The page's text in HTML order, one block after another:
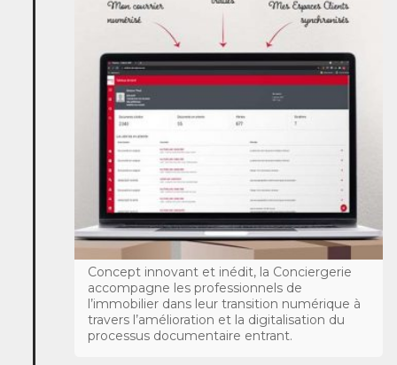
Concept innovant et inédit, la Conciergerie
accompagne les professionnels de
l’immobilier dans leur transition numérique à
travers l’amélioration et la digitalisation du
processus documentaire entrant.